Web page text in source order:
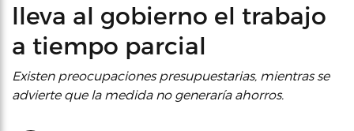
lleva al gobierno el trabajo
a tiempo parcial
Existen preocupaciones presupuestarias, mientras se
advierte que la medida no generaría ahorros.